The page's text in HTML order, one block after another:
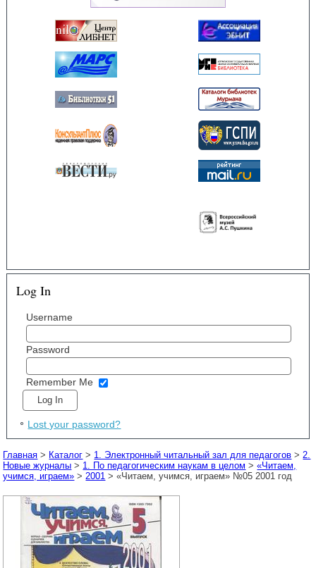
Log In
Username
Password
Remember Me
Lost your password?
Главная > Каталог > 1. Электронный читальный зал для педагогов > 2.
Новые журналы > 1. По педагогическим наукам в целом >«Читаем,
учимся, играем» > 2001 > «Читаем, учимся, играем» №05 2001 год